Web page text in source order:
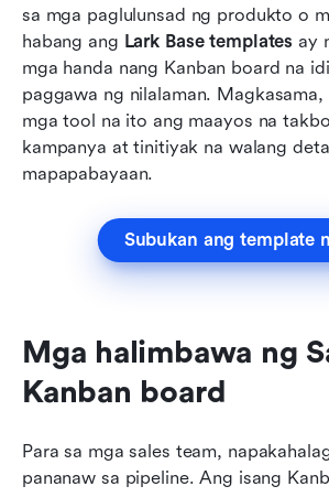
sa mga paglulunsad ng produkto o
habang ang Lark Base templates ay
mga handa nang Kanban board na
paggawa ng nilalaman.
mga tool na ito ang maayos na
kampanya at tinitiyak na walang
mapapabayaan.
Subukan ang template
Mga halimbawa ng
Kanban board
Para sa mga sales team,
pananaw sa pipeline. Ang isang